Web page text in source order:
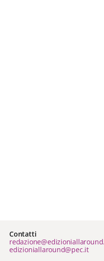
Contatti
edizioniallaround@pec.it